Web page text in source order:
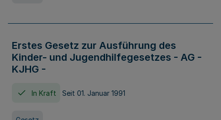
Erstes Gesetz zur Ausführung des
Kinder- und Jugendhilfegesetzes - AG -
KJHG -
In Kraft Seit 01. Januar 1991